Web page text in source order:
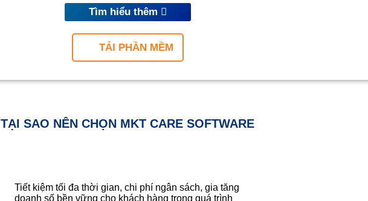
Tìm hiểu thêm
TẢI PHẦN MỀM
TẠI SAO NÊN CHỌN MKT CARE SOFTWARE
Tiết kiệm tối đa thời gian, chi phí ngân sách, gia tăng
doanh số bền vững cho khách hàng trong quá trình